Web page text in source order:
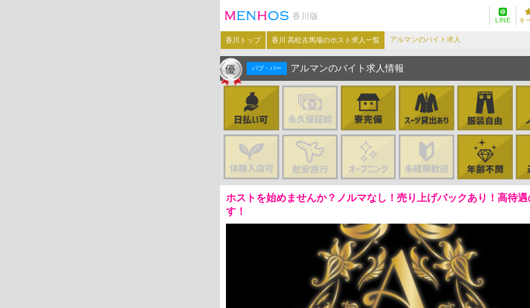
香川版 LINE キ
香川トップ 香川 高松古馬場のホスト求人一覧 アルマンのバイト求人
パブ・バー アルマンのバイト求人情報
ホストを始めませんか？ノルマなし！売り上げバックあり！高待
す！